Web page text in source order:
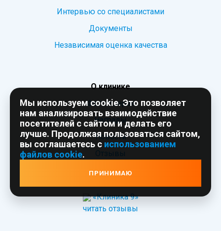
Интервью со специалистами
Документы
Независимая оценка качества
О клинике
Фотогалерея
Награды
Новости
Отзывы
СМИ о Клинике
«Клиника 9»
читать отзывы
Мы используем cookie. Это позволяет
нам анализировать взаимодействие
посетителей с сайтом и делать его
лучше. Продолжая пользоваться сайтом,
вы соглашаетесь с использованием
файлов cookie.
ПРИНИМАЮ